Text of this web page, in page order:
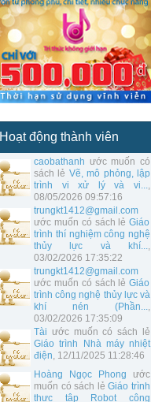
Hoạt động thành viên
caobathanh ước muốn có
sách lẻ Vẽ, mô phỏng, lập
trình vi xử lý và vi...,
08/05/2026 09:57:16
trungkt1412@gmail.com
ước muốn có sách lẻGiáo
trình thí nghiệm công nghệ
thủy lực và khí...,
03/02/2026 17:35:22
trungkt1412@gmail.com
ước muốn có sách lẻGiáo
trình công nghệ thủy lực và
khí nén (Phần...,
03/02/2026 17:35:09
Tài ước muốn có sách lẻ
Giáo trình Nhà máy nhiệt
điện, 12/11/2025 11:28:46
Hoàng Ngọc Phong ước
muốn có sách lẻGiáo trình
thực tập Robot công